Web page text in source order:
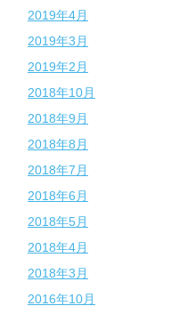
2019年4月
2019年3月
2019年2月
2018年10月
2018年9月
2018年8月
2018年7月
2018年6月
2018年5月
2018年4月
2018年3月
2016年10月